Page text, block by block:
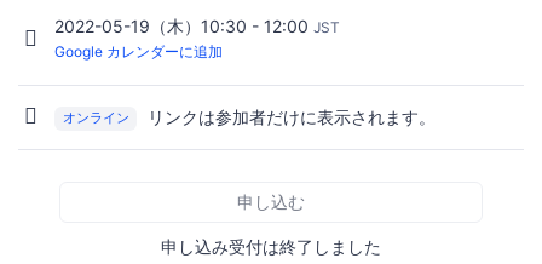
2022-05-19（木）10:30 - 12:00 JST
Google カレンダーに追加
オンライン リンクは参加者だけに表示されます。
申し込む
申し込み受付は終了しました